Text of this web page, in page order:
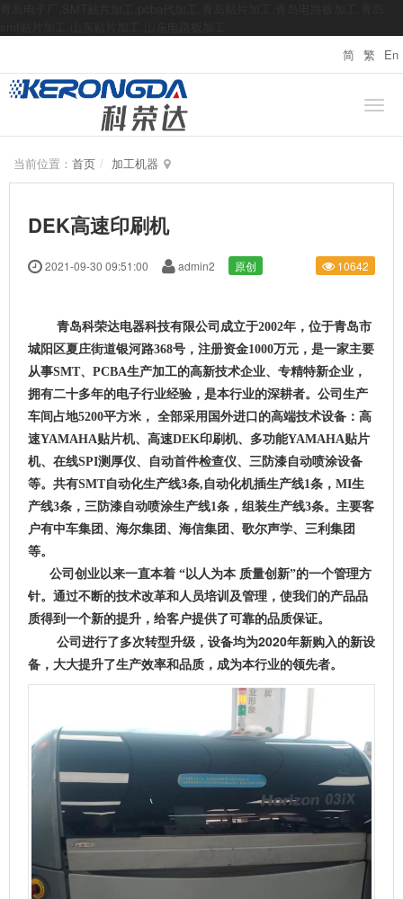
简 繁 En
当前位置： 首页 加工机器
DEK高速印刷机
2021-09-30 09:51:00 admin2 原创 10642
青岛科荣达电器科技有限公司成立于2002年，位于青岛市
城阳区夏庄街道银河路368号，注册资金1000万元，是一家主要
从事SMT、PCBA生产加工的高新技术企业、专精特新企业，
拥有二十多年的电子行业经验，是本行业的深耕者。公司生产
车间占地5200平方米， 全部采用国外进口的高端技术设备：高
速YAMAHA贴片机、高速DEK印刷机、多功能YAMAHA贴片
机、在线SPI测厚仪、自动首件检查仪、三防漆自动喷涂设备
等。共有SMT自动化生产线3条,自动化机插生产线1条，MI生
产线3条，三防漆自动喷涂生产线1条，组装生产线3条。主要客
户有中车集团、海尔集团、海信集团、歌尔声学、三利集团
等。
公司创业以来一直本着 “以人为本 质量创新”的一个管理方
针。通过不断的技术改革和人员培训及管理，使我们的产品品
质得到一个新的提升，给客户提供了可靠的品质保证。
公司进行了多次转型升级，设备均为2020年新购入的新设
备，大大提升了生产效率和品质，成为本行业的领先者。